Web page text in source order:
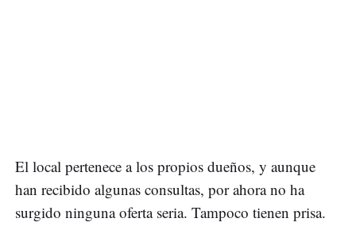
El local pertenece a los propios dueños, y aunque
han recibido algunas consultas, por ahora no ha
surgido ninguna oferta seria. Tampoco tienen prisa.